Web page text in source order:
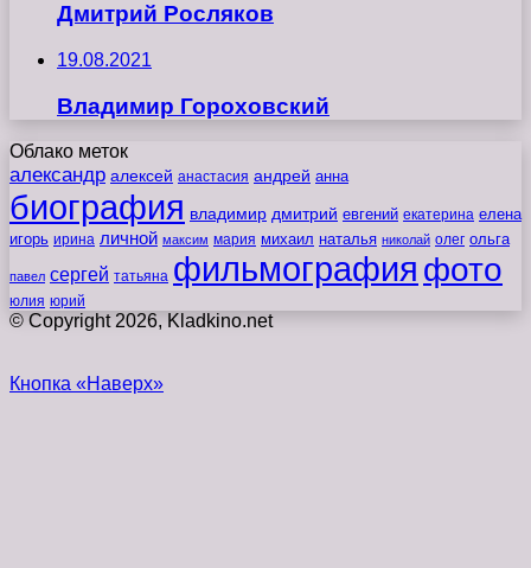
Дмитрий Росляков
19.08.2021
Владимир Гороховский
Облако меток
александр алексей анастасия андрей анна
биография владимир дмитрий евгений екатерина елена
игорь ирина личной максим мария михаил наталья николай олег ольга
павел сергей татьяна фильмография фото
юлия юрий
© Copyright 2026, Kladkino.net
Кнопка «Наверх»